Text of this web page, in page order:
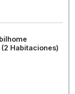
Habitaciones)